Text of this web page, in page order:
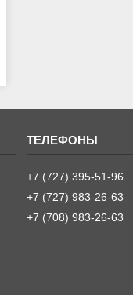
+7 (727) 395-51-96
+7 (727) 983-26-63
+7 (708) 983-26-63